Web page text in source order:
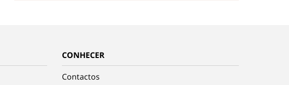
CONHECER
Contactos